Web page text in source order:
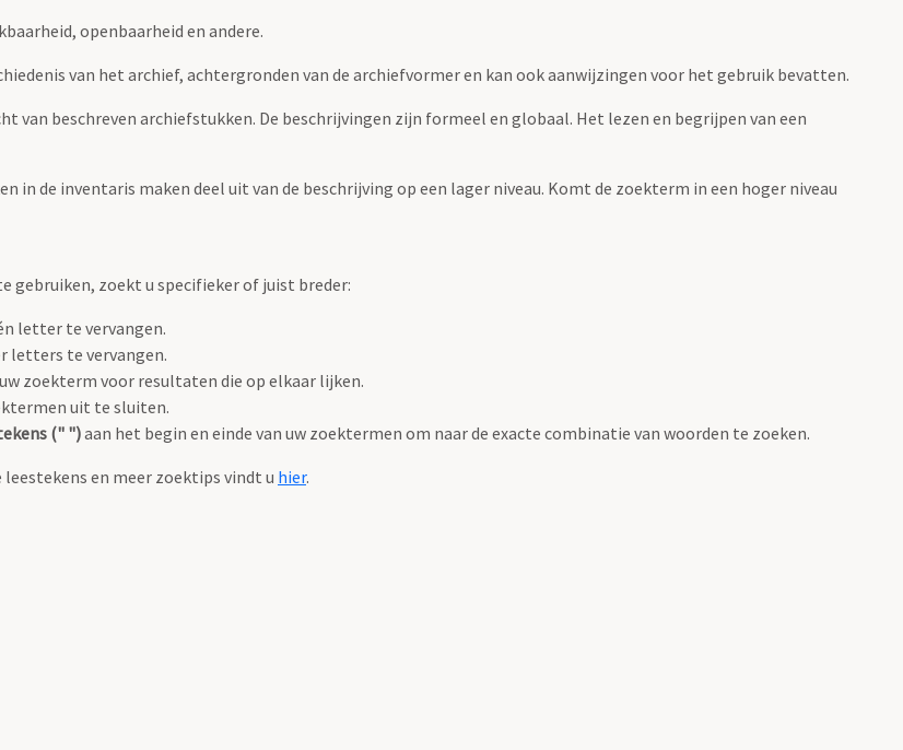
openbaarheid en andere.
van het archief, achtergronden van de archiefvormer en kan ook aanwijzingen voor het gebruik bevatten.
van beschreven archiefstukken. De beschrijvingen zijn formeel en globaal. Het lezen en begrijpen van een
in de inventaris maken deel uit van de beschrijving op een lager niveau. Komt de zoekterm in een hoger niveau
gebruiken, zoekt u specifieker of juist breder:
letter te vervangen.
letters te vervangen.
zoekterm voor resultaten die op elkaar lijken.
uit te sluiten.
(" ")aan het begin en einde van uw zoektermen om naar de exacte combinatie van woorden te zoeken.
en meer zoektips vindt u hier.